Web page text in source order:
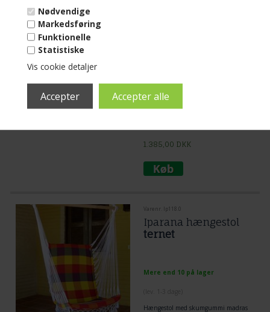
Nødvendige
Markedsføring
Funktionelle
Statistiske
Vis cookie detaljer
Hængestol med puder
charmerende udstrakt. Smuk
dekorativ blød hængekøjestol med 2
1.385,00 DKK
Varenr. Ip118.0
Iparana hængestol
ternet
Mere end 10 på lager
Hængestol med skumgummi madras